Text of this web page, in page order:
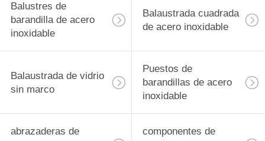
Balustres de
barandilla de acero
inoxidable
Balaustrada cuadrada
de acero inoxidable
Balaustrada de vidrio
sin marco
Puestos de
barandillas de acero
inoxidable
abrazaderas de
componentes de